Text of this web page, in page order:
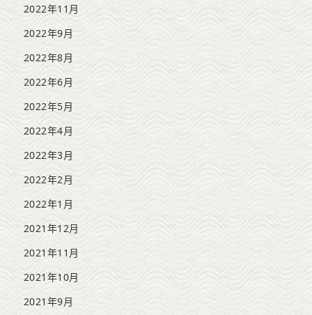
2022年11月
2022年9月
2022年8月
2022年6月
2022年5月
2022年4月
2022年3月
2022年2月
2022年1月
2021年12月
2021年11月
2021年10月
2021年9月